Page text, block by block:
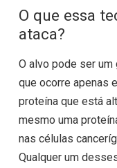
O que essa
ataca?
O alvo pode ser um
que ocorre apenas
proteína que está
mesmo uma
nas células
Qualquer um